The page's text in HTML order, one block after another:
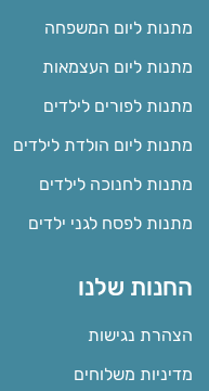
מתנות ליום המשפחה
מתנות ליום העצמאות
מתנות לפורים לילדים
מתנות ליום הולדת לילדים
מתנות לחנוכה לילדים
מתנות לפסח לגני ילדים
החנות שלנו
הצהרת נגישות
מדיניות משלוחים